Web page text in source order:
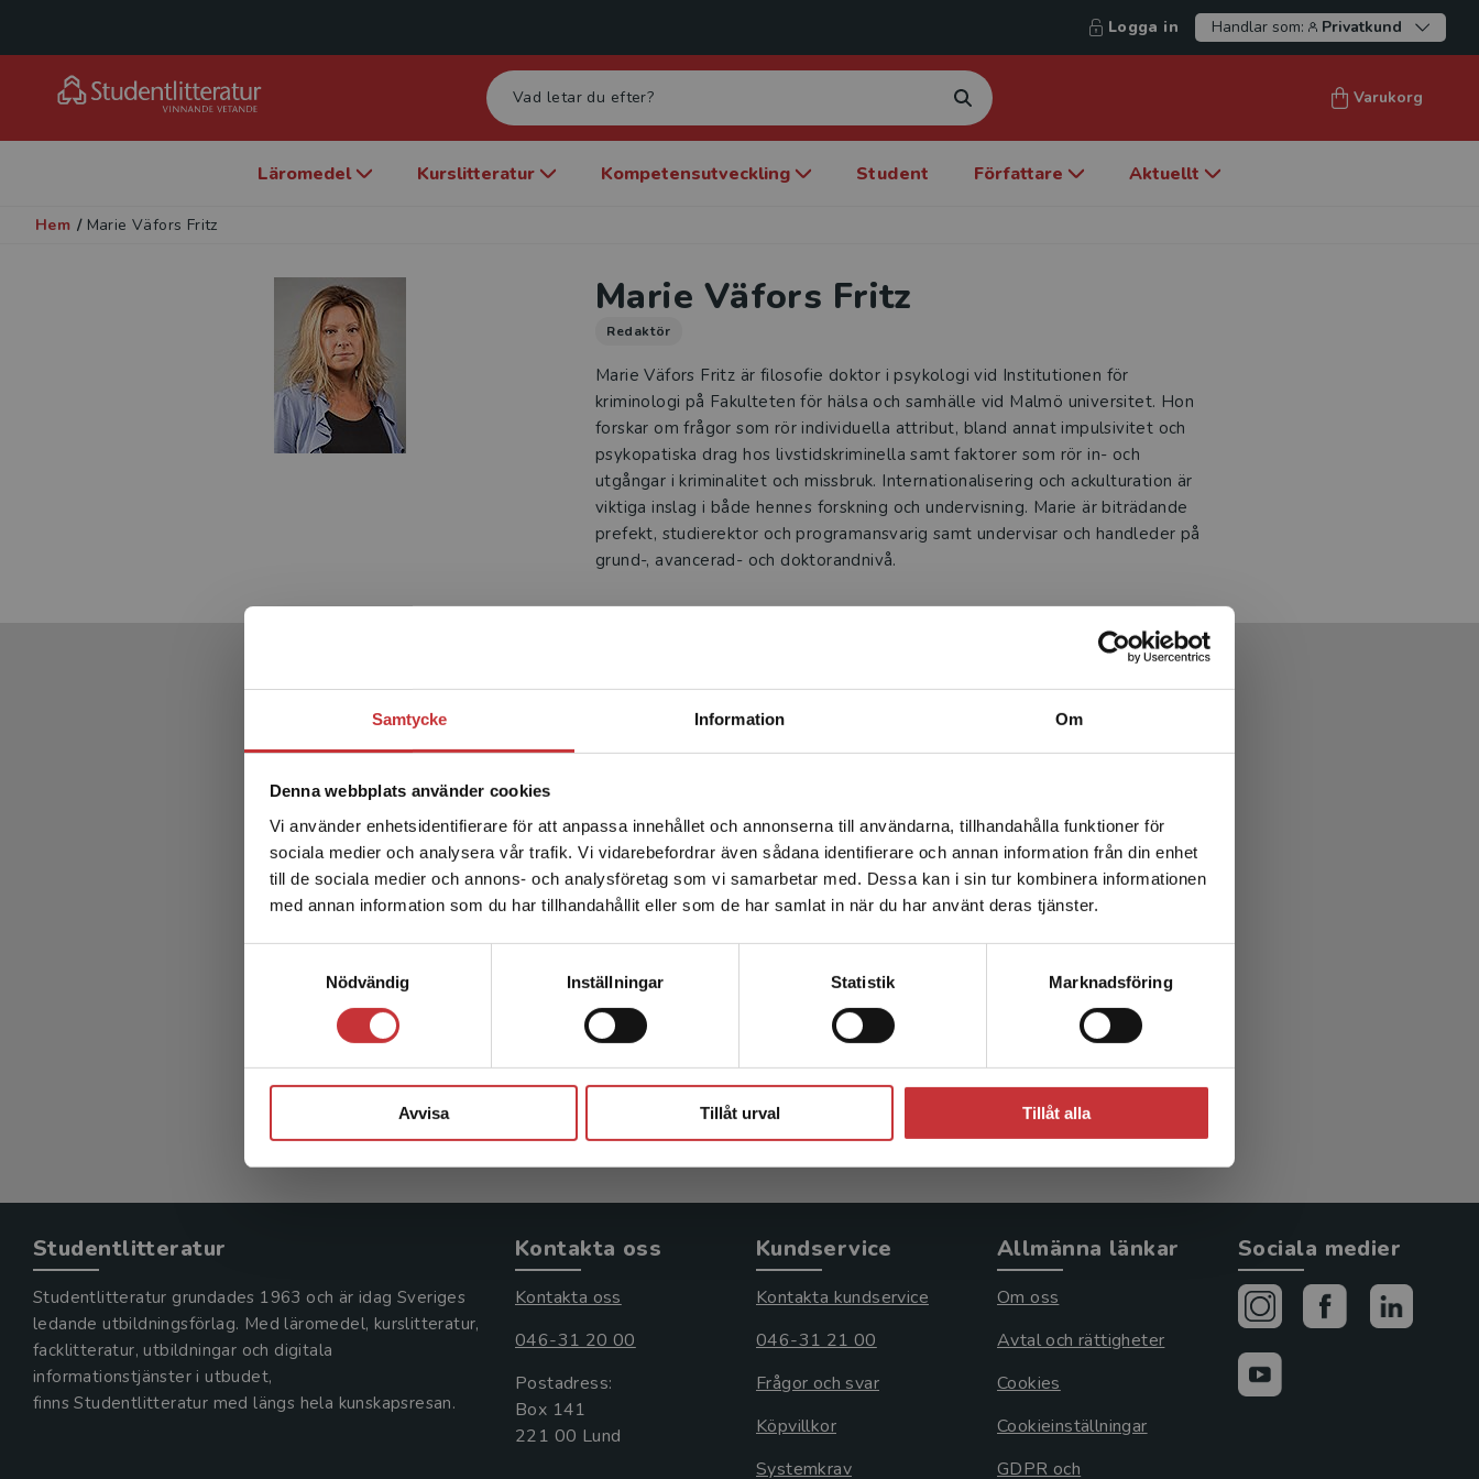
Samtycke Information Om
Denna webbplats använder cookies
Vi använder enhetsidentifierare för att anpassa innehållet och annonserna till användarna, tillhandahålla funktioner för
sociala medier och analysera vår trafik. Vi vidarebefordrar även sådana identifierare och annan information från din enhet
till de sociala medier och annons- och analysföretag som vi samarbetar med. Dessa kan i sin tur kombinera informationen
med annan information som du har tillhandahållit eller som de har samlat in när du har använt deras tjänster.
Nödvändig
Inställningar Statistik Marknadsföring
Avvisa Tillåt urval Tillåt alla
Begränsad fraktregion
Det verkar som att du besöker studentlitteratur.se via en
enhet utanför Sverige. Vi erbjuder inte leveranser utanför
Sverige. För att kunna slutföra ett köp måste
leveransadressen vara i Sverige.Läs mer
Logga in Handlar som: Privatkund
Varukorg
Läromedel Kurslitteratur Kompetensutveckling Student Författare Aktuellt
Hem / Marie Väfors Fritz
Marie Väfors Fritz
Redaktör
Marie Väfors Fritz är filosofie doktor i psykologi vid Institutionen för
kriminologi på Fakulteten för hälsa och samhälle vid Malmö universitet. Hon
forskar om frågor som rör individuella attribut, bland annat impulsivitet och
psykopatiska drag hos livstidskriminella samt faktorer som rör in- och
utgångar i kriminalitet och missbruk. Internationalisering och ackulturation är
viktiga inslag i både hennes forskning och undervisning. Marie är biträdande
prefekt, studierektor och programansvarig samt undervisar och handleder på
grund-, avancerad- och doktorandnivå.
Produkter
Mellgren, Caroline m.fl. (red.)
310 krinkl. moms
Exkl. moms: 292 kr
Kriminologi
Mellgren, Caroline m.fl. (red.)
191 krinkl. moms
Exkl. moms: 180 kr
Studentlitteratur
Studentlitteratur grundades 1963 och är idag Sveriges
ledande utbildningsförlag. Med läromedel, kurslitteratur,
facklitteratur, utbildningar och digitala
informationstjänster i utbudet,
finns Studentlitteratur med längs hela kunskapsresan.
Kontakta oss
Kontakta oss
046-31 20 00
Postadress:
Box 141
221 00 Lund
Kundservice
Kontakta kundservice
046-31 21 00
Frågor och svar
Köpvillkor
Systemkrav
Allmänna länkar
Om oss
Avtal och rättigheter
Cookies
Cookieinställningar
GDPR och
Sociala medier